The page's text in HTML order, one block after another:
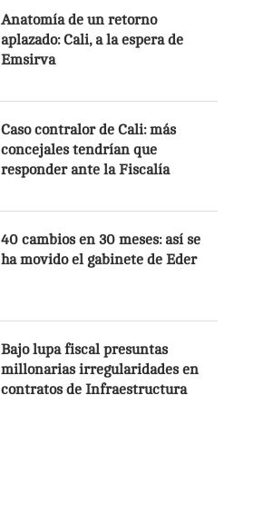
Anatomía de un retorno
aplazado: Cali, a la espera de
Emsirva
Caso contralor de Cali: más
concejales tendrían que
responder ante la Fiscalía
40 cambios en 30 meses: así se
ha movido el gabinete de Eder
Bajo lupa fiscal presuntas
millonarias irregularidades en
contratos de Infraestructura